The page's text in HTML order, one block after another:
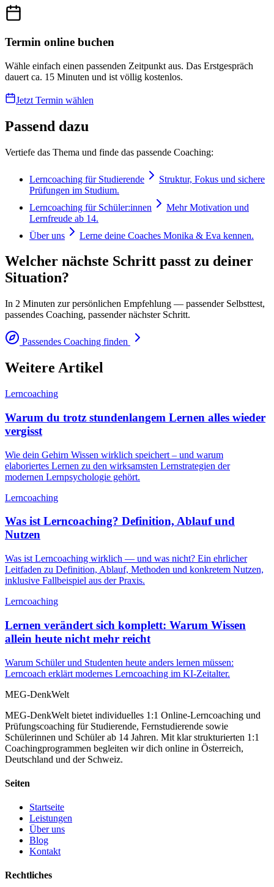
Termin online buchen
Wähle einfach einen passenden Zeitpunkt aus. Das Erstgespräch
dauert ca. 15 Minuten und ist völlig kostenlos.
Jetzt Termin wählen
Passend dazu
Vertiefe das Thema und finde das passende Coaching:
Lerncoaching für Studierende
Struktur, Fokus und sichere
Prüfungen im Studium.
Lerncoaching für Schüler:innen
Mehr Motivation und
Lernfreude ab 14.
Über uns
Lerne deine Coaches Monika & Eva kennen.
Welcher nächste Schritt passt zu deiner
Situation?
In 2 Minuten zur persönlichen Empfehlung — passender Selbsttest,
passendes Coaching, passender nächster Schritt.
Passendes Coaching finden
Weitere Artikel
Lerncoaching
Warum du trotz stundenlangem Lernen alles wieder
vergisst
Wie dein Gehirn Wissen wirklich speichert – und warum
elaboriertes Lernen zu den wirksamsten Lernstrategien der
modernen Lernpsychologie gehört.
Lerncoaching
Was ist Lerncoaching? Definition, Ablauf und
Nutzen
Was ist Lerncoaching wirklich — und was nicht? Ein ehrlicher
Leitfaden zu Definition, Ablauf, Methoden und konkretem Nutzen,
inklusive Fallbeispiel aus der Praxis.
Lerncoaching
Lernen verändert sich komplett: Warum Wissen
allein heute nicht mehr reicht
Warum Schüler und Studenten heute anders lernen müssen:
Lerncoach erklärt modernes Lerncoaching im KI-Zeitalter.
MEG-DenkWelt
MEG-DenkWelt bietet individuelles 1:1 Online-Lerncoaching und
Prüfungscoaching für Studierende, Fernstudierende sowie
Schülerinnen und Schüler ab 14 Jahren. Mit klar strukturierten 1:1
Coachingprogrammen begleiten wir dich online in Österreich,
Deutschland und der Schweiz.
Seiten
Startseite
Leistungen
Über uns
Blog
Kontakt
Rechtliches